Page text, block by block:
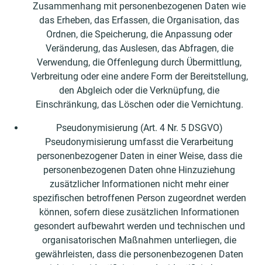
Zusammenhang mit personenbezogenen Daten wie
das Erheben, das Erfassen, die Organisation, das
Ordnen, die Speicherung, die Anpassung oder
Veränderung, das Auslesen, das Abfragen, die
Verwendung, die Offenlegung durch Übermittlung,
Verbreitung oder eine andere Form der Bereitstellung,
den Abgleich oder die Verknüpfung, die
Einschränkung, das Löschen oder die Vernichtung.
Pseudonymisierung (Art. 4 Nr. 5 DSGVO)
Pseudonymisierung umfasst die Verarbeitung
personenbezogener Daten in einer Weise, dass die
personenbezogenen Daten ohne Hinzuziehung
zusätzlicher Informationen nicht mehr einer
spezifischen betroffenen Person zugeordnet werden
können, sofern diese zusätzlichen Informationen
gesondert aufbewahrt werden und technischen und
organisatorischen Maßnahmen unterliegen, die
gewährleisten, dass die personenbezogenen Daten